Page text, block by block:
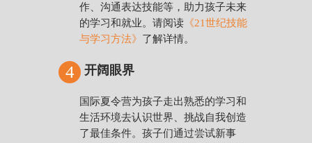
作、沟通表达技能等，助力孩子未来
的学习和就业。请阅读 《21世纪技能
与学习方法》 了解详情。
4 开阔眼界
国际夏令营为孩子走出熟悉的学习和
生活环境去认识世界、挑战自我创造
了最佳条件。孩子们通过尝试新事